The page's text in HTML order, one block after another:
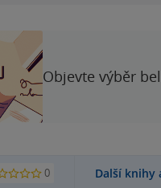
Objevte výběr
0 Další knihy